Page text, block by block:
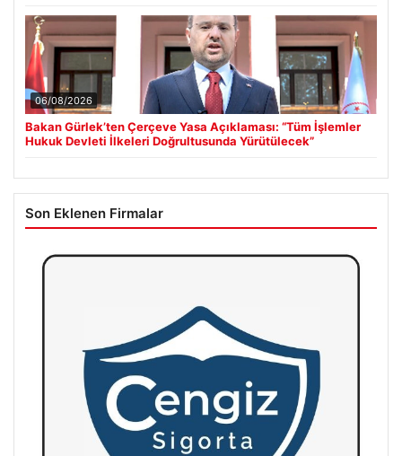
06/08/2026
Bakan Gürlek’ten Çerçeve Yasa Açıklaması: “Tüm İşlemler
Hukuk Devleti İlkeleri Doğrultusunda Yürütülecek”
Son Eklenen Firmalar